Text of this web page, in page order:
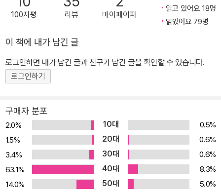
에 올렸다. - 줄거리를 구성에 따라 분석하고 ‘인물 관계도’를 실어 작
품을 정확하게 파악하도록 했다. - 수능, 논술, 수행 평가에 대비해 생
감상을 할 수 있도록 유도했다. - 어려운 어휘는 괄호 안에 주석을 달
아 내용을 바로 이해할 수 있도록 배려했다. 중고생이 꼭 읽어야 할 필
독 작품 40편 수록! 수능·논술·내신을 위해 청소년이 꼭 읽어야 할 한
전한 감상을 유도한다. 또한 풍부하고 충실한 해설을 담아 이해를 돕
는다. 구성 단계에 따라 줄거리를 구분해 작품의 성격을 정확하게 파
악할 수 있도록 했고, 어려운 어휘에 주석을 달아 내용을 바로 이해할
수 있도록 했다. 작품마다 실려 있는 인물 관계도는 등장인물들이 서
로 어떤 관계를 맺고 있는지 작품의 내용을 한눈에 알아볼 수 있게 한
다. 작품 해설은 수행 평가와 독후감 쓰기에 대비할 수 있도록 생각을
유도하는 문답 형식을 취했다. 주요 작품의 줄거리와 해설은 MP3로
100자평 리뷰 마이페이퍼
읽고 있어요 18명
읽었어요 79명
이 책에 내가 남긴 글
로그인하면 내가 남긴 글과 친구가 남긴 글을 확인할 수 있습니다.
로그인하기
구매자 분포
2.0% 10대
0.5%
1.5%
20대
0.6%
3.4%
30대
0.6%
63.1%
40대
8.3%
14.0%
50대
5.0%